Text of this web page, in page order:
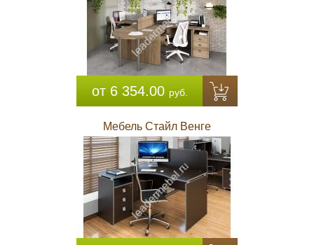
от 6 354.00 руб.
Мебель Стайл Венге